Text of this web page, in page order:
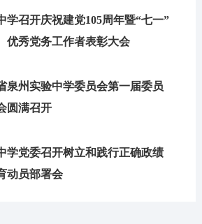
学召开庆祝建党105周年暨“七一”
优秀党务工作者表彰大会
泉州实验中学委员会第一届委员
圆满召开
学党委召开树立和践行正确政绩
动员部署会